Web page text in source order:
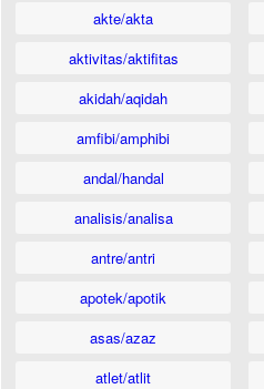
akte/akta
aktivitas/aktifitas
akidah/aqidah
amfibi/amphibi
andal/handal
analisis/analisa
antre/antri
apotek/apotik
asas/azaz
atlet/atlit